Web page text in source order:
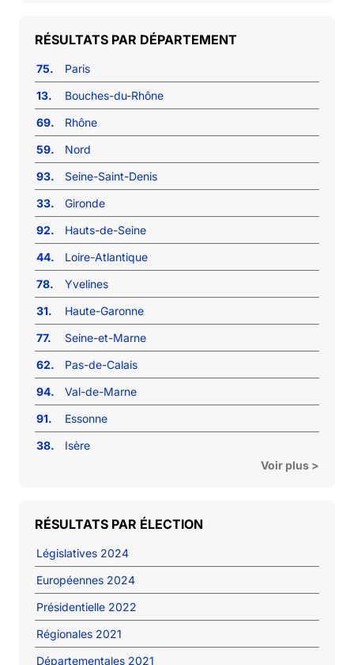
RÉSULTATS PAR DÉPARTEMENT
75.
Paris
13.
Bouches-du-Rhône
69.
Rhône
59.
Nord
93.
Seine-Saint-Denis
33.
Gironde
92.
Hauts-de-Seine
44.
Loire-Atlantique
78.
Yvelines
31.
Haute-Garonne
77.
Seine-et-Marne
62.
Pas-de-Calais
94.
Val-de-Marne
91.
Essonne
38.
Isère
Voir plus >
RÉSULTATS PAR ÉLECTION
Législatives 2024
Européennes 2024
Présidentielle 2022
Régionales 2021
Départementales 2021